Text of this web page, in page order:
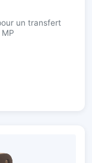
un transfert